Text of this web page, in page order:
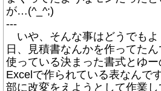
が…(^_^;)
---
いや、そんな事はどうでもよ
日、見積書なんかを作ってた
使っている決まった書式とゆー
Excelで作られている表なんで
部に改変をえようとして作業